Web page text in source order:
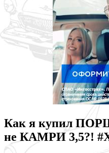
Как я купил
не КАМРИ 3,5?!